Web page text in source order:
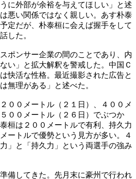
に外部が余裕を与えてほしい」と述
悪い関係ではなく親しい。あす朴泰
定だが、朴泰桓に会えば握手をして
した。
ポンサー企業の間のことであり、内
い」と拡大解釈を警戒した。中国Ｃ
快活な性格。最近撮影された広告と
無理がある」と述べた。
００メートル（２１日）、４００メ
００メートル（２６日）でぶつか
桓は２００メートルで有利、持久力
ートルで優勢という見方が多い。４
」と「持久力」という両選手の強み
備してきた。先月末に豪州で行われ